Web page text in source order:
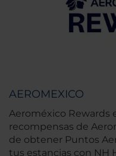
AEROMEXICO
Aeroméxico Rewards
recompensas de
de obtener Puntos
tus estancias con NH